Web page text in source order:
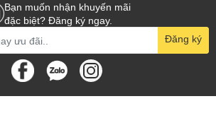
Bạn muốn nhận khuyến mãi
đặc biệt? Đăng ký ngay.
Đăng ký